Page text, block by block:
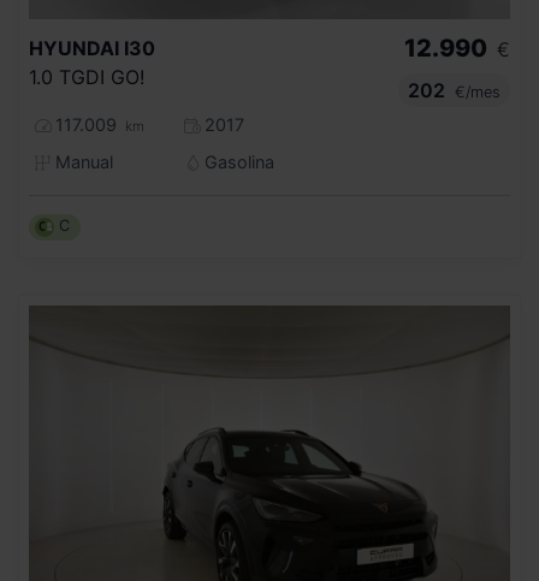
HYUNDAI I30
1.0 TGDI GO!
117.009 km
2017
Manual
Gasolina
12.990 €
202
€/mes
C